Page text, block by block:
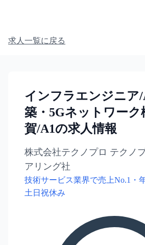
求人一覧に戻る
インフラエンジニア/
築・5Gネットワーク
賀/A1の求人情報
株式会社テクノプロ テクノ
アリング社
技術サービス業界で売上No.1・
土日祝休み